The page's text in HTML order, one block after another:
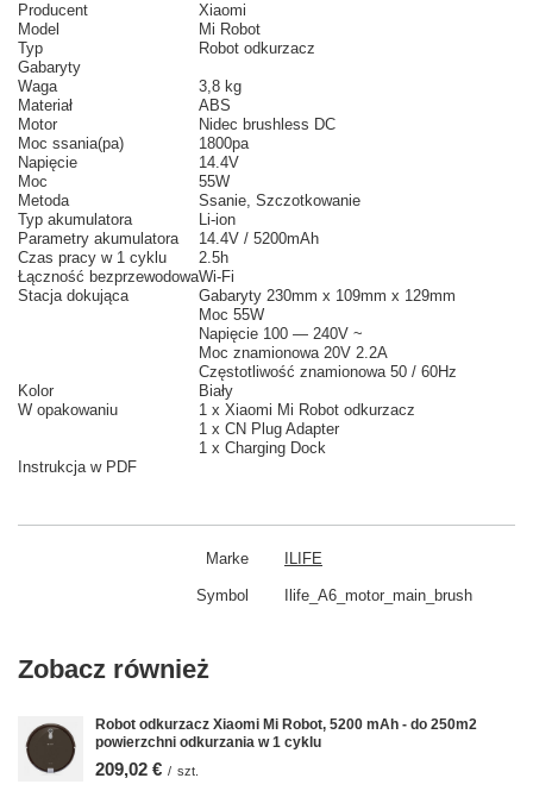
Producent
Xiaomi
Model
Mi Robot
Typ
Robot odkurzacz
Gabaryty
Waga
3,8 kg
Materiał
ABS
Motor
Nidec brushless DC
Moc ssania(pa)
1800pa
Napięcie
14.4V
Moc
55W
Metoda
Ssanie, Szczotkowanie
Typ akumulatora
Li-ion
Parametry akumulatora
14.4V / 5200mAh
Czas pracy w 1 cyklu
2.5h
Łączność bezprzewodowaWi-Fi
Stacja dokująca
Gabaryty 230mm x 109mm x 129mm
Moc 55W
Napięcie 100 — 240V ~
Moc znamionowa 20V 2.2A
Częstotliwość znamionowa 50 / 60Hz
Kolor
Biały
W opakowaniu
1 x Xiaomi Mi Robot odkurzacz
1 x CN Plug Adapter
1 x Charging Dock
Instrukcja w PDF
Marke ILIFE
Symbol Ilife_A6_motor_main_brush
Zobacz również
Robot odkurzacz Xiaomi Mi Robot, 5200 mAh - do 250m2
powierzchni odkurzania w 1 cyklu
209,02 € / szt.